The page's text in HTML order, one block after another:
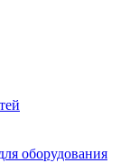
оборудования